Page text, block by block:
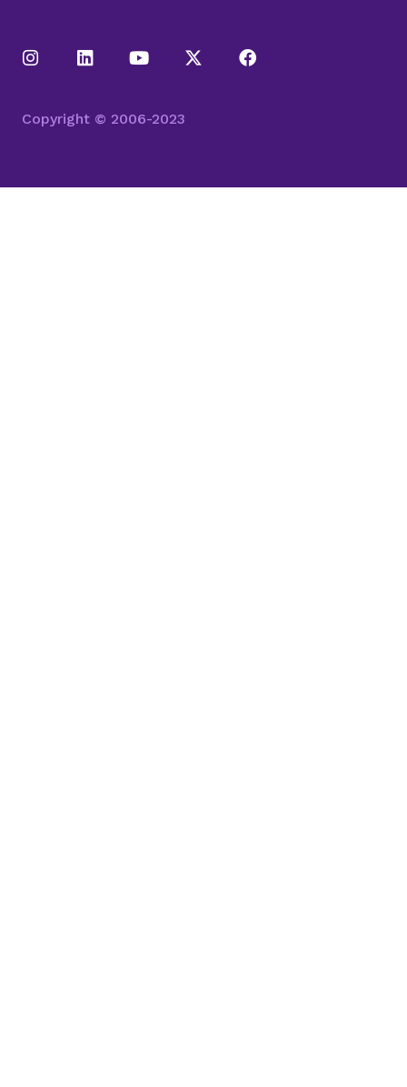
Copyright © 2006-2023